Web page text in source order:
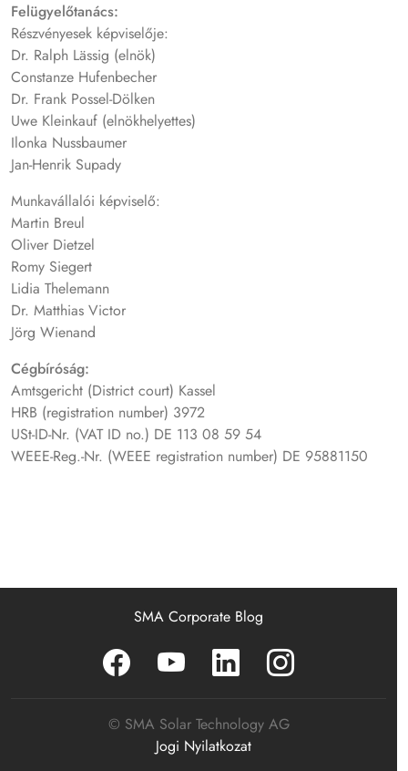
Felügyelőtanács:
Részvényesek képviselője:
Dr. Ralph Lässig (elnök)
Constanze Hufenbecher
Dr. Frank Possel-Dölken
Uwe Kleinkauf (elnökhelyettes)
Ilonka Nussbaumer
Jan-Henrik Supady
Munkavállalói képviselő:
Martin Breul
Oliver Dietzel
Romy Siegert
Lidia Thelemann
Dr. Matthias Victor
Jörg Wienand
Cégbíróság:
Amtsgericht (District court) Kassel
HRB (registration number) 3972
USt-ID-Nr. (VAT ID no.) DE 113 08 59 54
WEEE-Reg.-Nr. (WEEE registration number) DE 95881150
SMA Corporate Blog
© SMA Solar Technology AG
Jogi Nyilatkozat